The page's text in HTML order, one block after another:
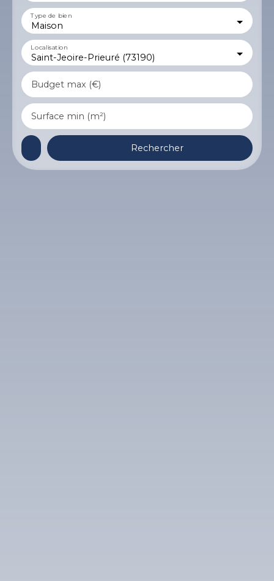
Maison
Type de bien
Saint-Jeoire-Prieuré (73190)
Localisation
Budget max (€)
Surface min (m²)
Rechercher